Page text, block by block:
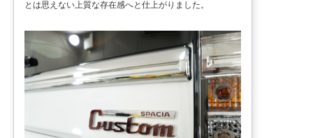
とは思えない上質な存在感へと仕上がりました。